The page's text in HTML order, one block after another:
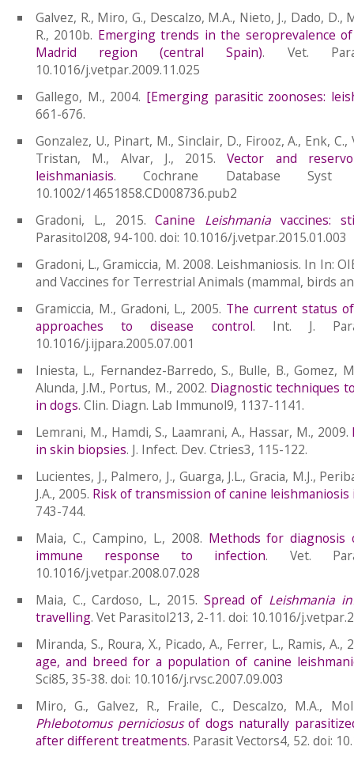
Galvez, R., Miro, G., Descalzo, M.A., Nieto, J., Dado,
R., 2010b. Emerging trends in the seroprevalence
Madrid region (central Spain). Vet.
10.1016/j.vetpar.2009.11.025
Gallego, M., 2004. [Emerging parasitic zoonoses:
661-676.
Gonzalez, U., Pinart, M., Sinclair, D., Firooz, A., Enk,
Tristan, M., Alvar, J., 2015.Vector and
leishmaniasis. Cochrane Database Syst
10.1002/14651858.CD008736.pub2
Gradoni, L., 2015.Canine Leishmania vaccines:
Parasitol208, 94-100. doi: 10.1016/j.vetpar.2015.01.003
Gradoni, L., Gramiccia, M. 2008. Leishmaniosis. In In:
and Vaccines for Terrestrial Animals (mammal, birds
Gramiccia, M., Gradoni, L., 2005. The current status
approaches to disease control. Int. J.
10.1016/j.ijpara.2005.07.001
Iniesta, L., Fernandez-Barredo, S., Bulle, B., Gomez,
Alunda, J.M., Portus, M., 2002. Diagnostic techniques
in dogs. Clin. Diagn. Lab Immunol9, 1137-1141.
Lemrani, M., Hamdi, S., Laamrani, A., Hassar, M., 2009.
in skin biopsies. J. Infect. Dev. Ctries3, 115-122.
Lucientes, J., Palmero, J., Guarga, J.L., Gracia, M.J.,
J.A., 2005. Risk of transmission of canine
743-744.
Maia, C., Campino, L., 2008. Methods for diagnosis
immune response to infection. Vet.
10.1016/j.vetpar.2008.07.028
Maia, C., Cardoso, L., 2015. Spread of Leishmania
travelling. Vet Parasitol213, 2-11. doi: 10.1016/
Miranda, S., Roura, X., Picado, A., Ferrer, L., Ramis, A.,
age, and breed for a population of canine
Sci85, 35-38. doi: 10.1016/j.rvsc.2007.09.003
Miro, G., Galvez, R., Fraile, C., Descalzo, M.A.,
Phlebotomus perniciosusof dogs naturally
after different treatments. Parasit Vectors4, 52. doi: